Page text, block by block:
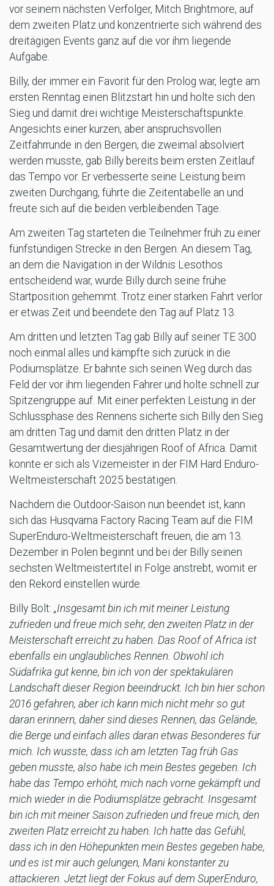
vor seinem nächsten Verfolger, Mitch Brightmore, auf
dem zweiten Platz und konzentrierte sich während des
dreitägigen Events ganz auf die vor ihm liegende
Aufgabe.
Billy, der immer ein Favorit für den Prolog war, legte am
ersten Renntag einen Blitzstart hin und holte sich den
Sieg und damit drei wichtige Meisterschaftspunkte.
Angesichts einer kurzen, aber anspruchsvollen
Zeitfahrrunde in den Bergen, die zweimal absolviert
werden musste, gab Billy bereits beim ersten Zeitlauf
das Tempo vor. Er verbesserte seine Leistung beim
zweiten Durchgang, führte die Zeitentabelle an und
freute sich auf die beiden verbleibenden Tage.
Am zweiten Tag starteten die Teilnehmer früh zu einer
fünfstündigen Strecke in den Bergen. An diesem Tag,
an dem die Navigation in der Wildnis Lesothos
entscheidend war, wurde Billy durch seine frühe
Startposition gehemmt. Trotz einer starken Fahrt verlor
er etwas Zeit und beendete den Tag auf Platz 13.
Am dritten und letzten Tag gab Billy auf seiner TE 300
noch einmal alles und kämpfte sich zurück in die
Podiumsplätze. Er bahnte sich seinen Weg durch das
Feld der vor ihm liegenden Fahrer und holte schnell zur
Spitzengruppe auf. Mit einer perfekten Leistung in der
Schlussphase des Rennens sicherte sich Billy den Sieg
am dritten Tag und damit den dritten Platz in der
Gesamtwertung der diesjährigen Roof of Africa. Damit
konnte er sich als Vizemeister in der FIM Hard Enduro-
Weltmeisterschaft 2025 bestätigen.
Nachdem die Outdoor-Saison nun beendet ist, kann
sich das Husqvarna Factory Racing Team auf die FIM
SuperEnduro-Weltmeisterschaft freuen, die am 13.
Dezember in Polen beginnt und bei der Billy seinen
sechsten Weltmeistertitel in Folge anstrebt, womit er
den Rekord einstellen würde.
Billy Bolt: „Insgesamt bin ich mit meiner Leistung
zufrieden und freue mich sehr, den zweiten Platz in der
Meisterschaft erreicht zu haben. Das Roof of Africa ist
ebenfalls ein unglaubliches Rennen. Obwohl ich
Südafrika gut kenne, bin ich von der spektakulären
Landschaft dieser Region beeindruckt. Ich bin hier schon
2016 gefahren, aber ich kann mich nicht mehr so gut
daran erinnern, daher sind dieses Rennen, das Gelände,
die Berge und einfach alles daran etwas Besonderes für
mich. Ich wusste, dass ich am letzten Tag früh Gas
geben musste, also habe ich mein Bestes gegeben. Ich
habe das Tempo erhöht, mich nach vorne gekämpft und
mich wieder in die Podiumsplätze gebracht. Insgesamt
bin ich mit meiner Saison zufrieden und freue mich, den
zweiten Platz erreicht zu haben. Ich hatte das Gefühl,
dass ich in den Höhepunkten mein Bestes gegeben habe,
und es ist mir auch gelungen, Mani konstanter zu
attackieren. Jetzt liegt der Fokus auf dem SuperEnduro,